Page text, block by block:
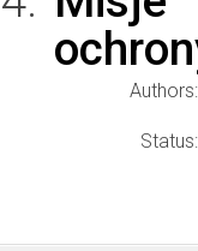
Authors:
Status: